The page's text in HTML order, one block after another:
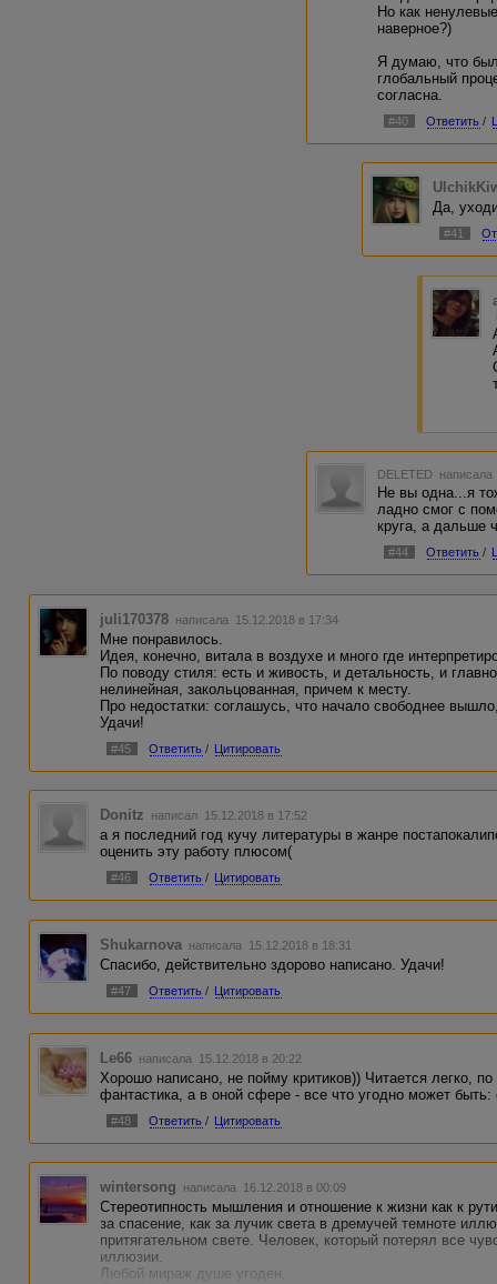
Но как
наверное?)
Я думаю, что
глобальный
согласна.
#40 Ответить /
Да,
#41
DELETED
Не вы одна...я
ладно смог с
круга, а дальше
#44 Ответить /
juli170378 написала 15.12.2018 в 17:34
Мне понравилось.
Идея, конечно, витала в воздухе и много где
По поводу стиля: есть и живость, и детальность, и
нелинейная, закольцованная, причем к месту.
Про недостатки: соглашусь, что начало свободнее
Удачи!
#45 Ответить / Цитировать
Donitz написал 15.12.2018 в 17:52
а я последний год кучу литературы в жанре
оценить эту работу плюсом(
#46 Ответить / Цитировать
Shukarnova написала 15.12.2018 в 18:31
Спасибо, действительно здорово написано. Удачи!
#47 Ответить / Цитировать
Le66 написала 15.12.2018 в 20:22
Хорошо написано, не пойму критиков)) Читается легко,
фантастика, а в оной сфере - все что угодно может
#48 Ответить / Цитировать
wintersong написала 16.12.2018 в 00:09
Стереотипность мышления и отношение к жизни как к
за спасение, как за лучик света в дремучей темноте
притягательном свете. Человек, который потерял все
иллюзии.
Любой мираж душе угоден,